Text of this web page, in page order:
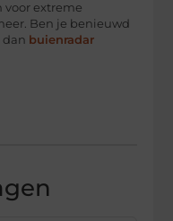
voor extreme
Ben je benieuwd
dan buienradar